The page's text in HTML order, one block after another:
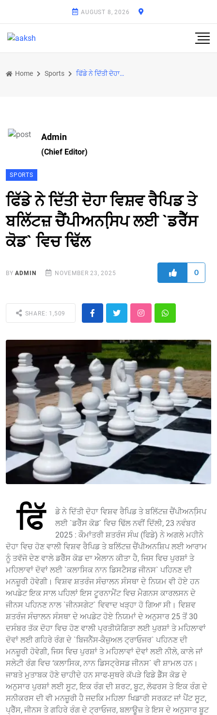
AUGUST 8, 2026
Home Sports ਫਿੱਡੇ ਨੇ ਦਿੱਤੀ ਦੋਹਾ ਵਿਸ਼ਵ ਰੈਪਿਡ ਤੇ ਬਲਿੱਟਜ਼ ਚੈਂਪੀਅਨਸਿ਼ਪ ਲਈ `ਡਰੈੱਸ ਕੋਡ` ਵਿਚ ਢਿੱਲ
Admin
(Chief Editor)
SPORTS
ਫਿੱਡੇ ਨੇ ਦਿੱਤੀ ਦੋਹਾ ਵਿਸ਼ਵ ਰੈਪਿਡ ਤੇ
ਬਲਿੱਟਜ਼ ਚੈਂਪੀਅਨਸਿ਼ਪ ਲਈ `ਡਰੈੱਸ
ਕੋਡ` ਵਿਚ ਢਿੱਲ
BYADMIN NOVEMBER 23, 2025 0
SHARE: 1,509
ਫਿੱ
ਡੇ ਨੇ ਦਿੱਤੀ ਦੋਹਾ ਵਿਸ਼ਵ ਰੈਪਿਡ ਤੇ ਬਲਿੱਟਜ਼ ਚੈਂਪੀਅਨਸਿ਼ਪ
ਲਈ `ਡਰੈੱਸ ਕੋਡ` ਵਿਚ ਢਿੱਲ ਨਵੀਂ ਦਿੱਲੀ, 23 ਨਵੰਬਰ
2025 : ਕੌਮਾਂਤਰੀ ਸ਼ਤਰੰਜ ਸੰਘ (ਫਿਡੇ) ਨੇ ਅਗਲੇ ਮਹੀਨੇ
ਦੋਹਾ ਵਿਚ ਹੋਣ ਵਾਲੀ ਵਿਸ਼ਵ ਰੈਪਿਡ ਤੇ ਬਲਿੱਟਜ਼ ਚੈਂਪੀਅਨਸ਼ਿਪ ਲਈ ਆਰਾਮ
ਨੂੰ ਤਵੱਜੋ ਦੇਣ ਵਾਲੇ ਡਰੈੱਸ ਕੋਡ ਦਾ ਐਲਾਨ ਕੀਤਾ ਹੈ, ਜਿਸ ਵਿਚ ਪੁਰਸ਼ਾਂ ਤੇ
ਮਹਿਲਾਵਾਂ ਦੋਵਾਂ ਲਈ `ਕਲਾਸਿਕ ਨਾਨ ਡਿਸਟੈਸਡ ਜੀਨਸ` ਪਹਿਨਣ ਦੀ
ਮਨਜ਼ੂਰੀ ਹੋਵੇਗੀ। ਵਿਸ਼ਵ ਸ਼ਤਰੰਜ ਸੰਚਾਲਨ ਸੰਸਥਾ ਦੇ ਨਿਯਮ ਵੀ ਹੋਏ ਹਨ
ਅਪਡੇਟ ਇਕ ਸਾਲ ਪਹਿਲਾਂ ਇਸ ਟੂਰਨਾਮੈਂਟ ਵਿਚ ਮੈਗਨਸ ਕਾਰਲਸਨ ਦੇ
ਜੀਨਸ ਪਹਿਨਣ ਨਾਲ `ਜੀਨਸਗੇਟ` ਵਿਵਾਦ ਖੜ੍ਹਾ ਹੋ ਗਿਆ ਸੀ। ਵਿਸ਼ਵ
ਸ਼ਤਰੰਜ ਸੰਚਾਲਨ ਸੰਸਥਾ ਦੇ ਅਪਡੇਟ ਹੋਏ ਨਿਯਮਾਂ ਦੇ ਅਨੁਸਾਰ 25 ਤੋਂ 30
ਦਸੰਬਰ ਤੱਕ ਦੋਹਾ ਵਿਚ ਹੋਣ ਵਾਲੀ ਪ੍ਰਤੀਯੋਗਿਤਾ ਲਈ ਪੁਰਸ਼ਾਂ ਤੇ ਮਹਿਲਾਵਾਂ
ਦੋਵਾਂ ਲਈ ਗਹਿਰੇ ਰੰਗ ਦੇ `ਬਿਜਨੈੱਸ-ਕੈਜ਼ੁਅਲ ਟ੍ਰਾਓਜਰ` ਪਹਿਨਣ ਦੀ
ਮਨਜ਼ੂਰੀ ਹੋਵੇਗੀ, ਜਿਸ ਵਿਚ ਪੁਰਸ਼ਾਂ ਤੇ ਮਹਿਲਾਵਾਂ ਦੋਵਾਂ ਲਈ ਨੀਲੇ, ਕਾਲੇ ਜਾਂ
ਸਲੇਟੀ ਰੰਗ ਵਿਚ ‘ਕਲਾਸਿਕ, ਨਾਨ ਡਿਸਟ੍ਰੇਸਡ ਜੀਨਸ` ਵੀ ਸ਼ਾਮਲ ਹਨ।
ਜਾਬਤੇ ਮੁਤਾਬਕ ਹੋਣੇ ਚਾਹੀਦੇ ਹਨ ਸਾਫ-ਸੁਥਰੇ ਕੱਪੜੇ ਫਿਡੇ ਡੈੱਸ ਕੋਡ ਦੇ
ਅਨੁਸਾਰ ਪੁਰਸ਼ਾਂ ਲਈ ਸੂਟ, ਇਕ ਰੰਗ ਦੀ ਸ਼ਰਟ, ਬੂਟ, ਲੋਫਰਸ ਤੇ ਇਕ ਰੰਗ ਦੇ
ਸਨੀਕਰਸ ਦੀ ਵੀ ਮਨਜ਼ੂਰੀ ਹੈ ਜਦਕਿ ਮਹਿਲਾ ਖਿਡਾਰੀ ਸਰਕਟ ਜਾਂ ਪੈਂਟ ਸੂਟ,
ਪ੍ਰੈੱਸ, ਜੀਨਸ ਤੇ ਗਹਿਰੇ ਰੰਗ ਦੇ ਟ੍ਰਾਓਜਰ, ਬਲਾਊਜ਼ ਤੇ ਇਸ ਦੇ ਅਨੁਸਾਰ ਬੂਟ